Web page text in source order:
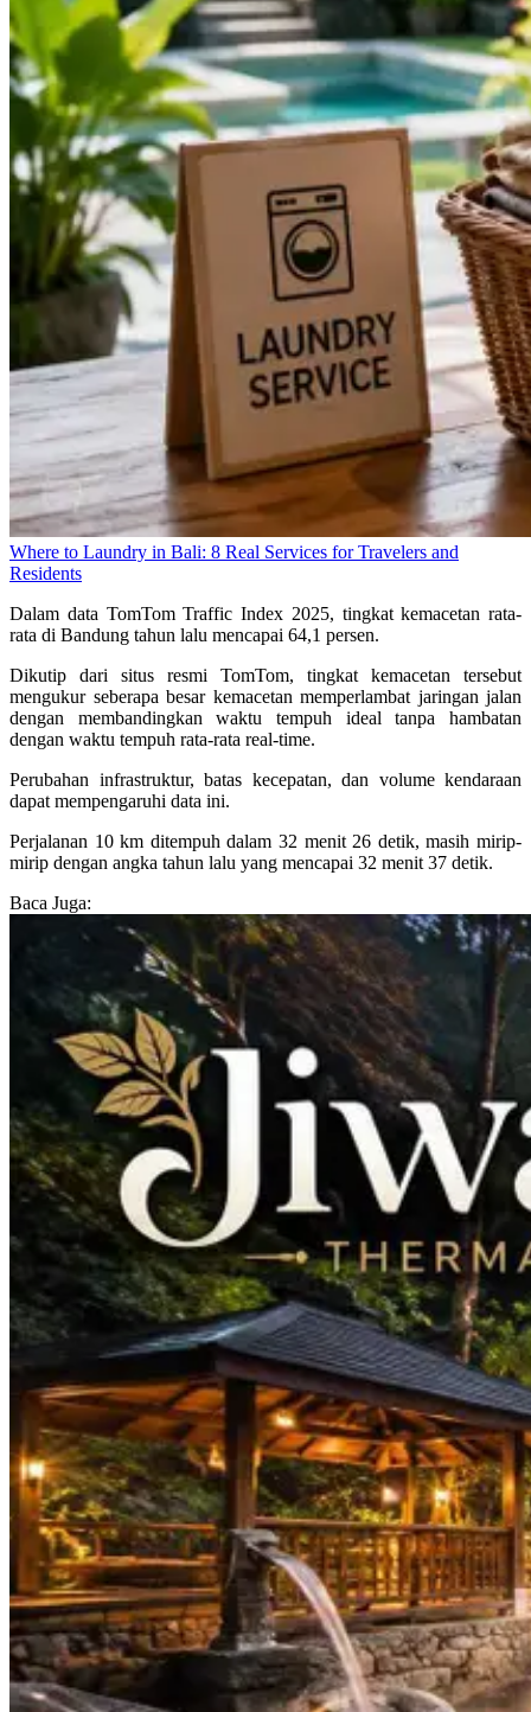
Where to Laundry in Bali: 8 Real Services for Travelers and
Residents
Dalam data TomTom Traffic Index 2025, tingkat kemacetan rata-
rata di Bandung tahun lalu mencapai 64,1 persen.
Dikutip dari situs resmi TomTom, tingkat kemacetan tersebut
mengukur seberapa besar kemacetan memperlambat jaringan jalan
dengan membandingkan waktu tempuh ideal tanpa hambatan
dengan waktu tempuh rata-rata real-time.
Perubahan infrastruktur, batas kecepatan, dan volume kendaraan
dapat mempengaruhi data ini.
Perjalanan 10 km ditempuh dalam 32 menit 26 detik, masih mirip-
mirip dengan angka tahun lalu yang mencapai 32 menit 37 detik.
Baca Juga: